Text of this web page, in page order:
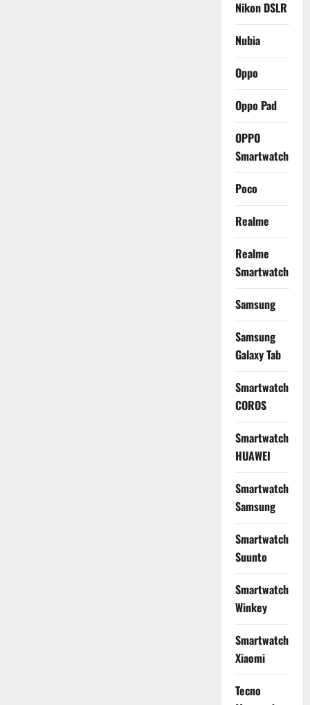
Nikon DSLR
Nubia
Oppo
Oppo Pad
OPPO
Smartwatch
Poco
Realme
Realme
Smartwatch
Samsung
Samsung
Galaxy Tab
Smartwatch
COROS
Smartwatch
HUAWEI
Smartwatch
Samsung
Smartwatch
Suunto
Smartwatch
Winkey
Smartwatch
Xiaomi
Tecno